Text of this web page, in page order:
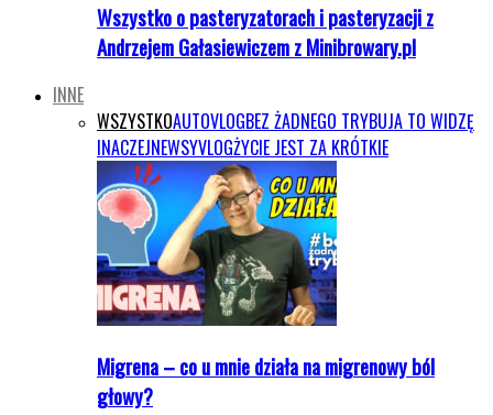
Wszystko o pasteryzatorach i pasteryzacji z
Andrzejem Gałasiewiczem z Minibrowary.pl
INNE
WSZYSTKOAUTOVLOGBEZ ŻADNEGO TRYBUJA TO WIDZĘ
INACZEJNEWSYVLOGŻYCIE JEST ZA KRÓTKIE
Migrena – co u mnie działa na migrenowy ból
głowy?